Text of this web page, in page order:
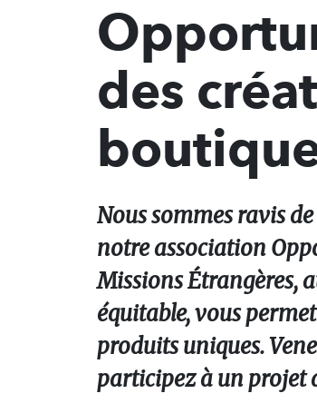
des
Nous sommes ravis
notre association
Missions Étrangères,
équitable, vous
produits uniques.
participez à un projet